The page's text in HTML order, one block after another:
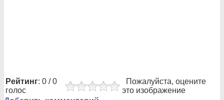
Рейтинг: 0 / 0
голос
Пожалуйста, оцените
это изображение